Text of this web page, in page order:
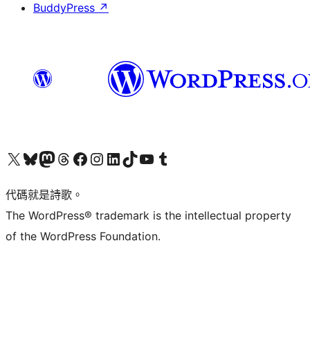
BuddyPress ↗
Visit our X (formerly Twitter) account
Visit our Bluesky account
Visit our Mastodon account
Visit our Threads account
訪問我們的 Facebook 專頁Visit our Instagram account
Visit our LinkedIn account
Visit our TikTok account
Visit our YouTube channel
Visit our Tumblr account
代碼就是詩歌。
The WordPress® trademark is the intellectual property
of the WordPress Foundation.